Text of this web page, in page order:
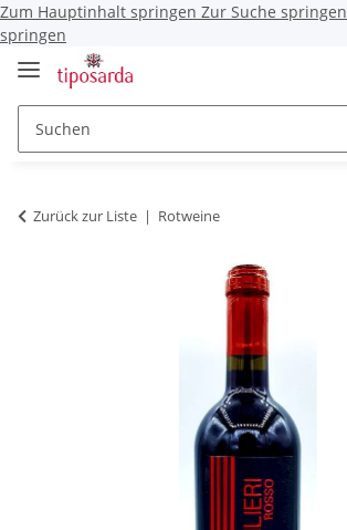
Zum Hauptinhalt springen Zur Suche springen
springen
Zurück zur Liste Rotweine